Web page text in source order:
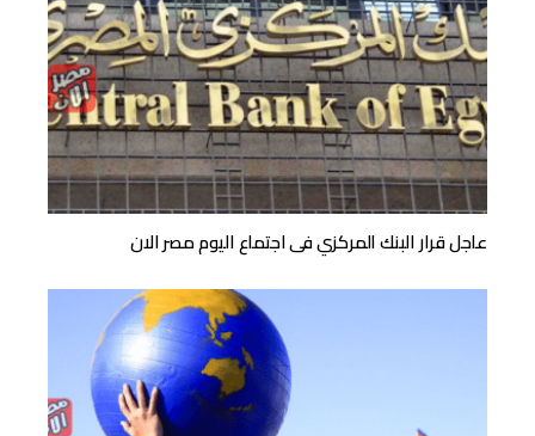
عاجل قرار البنك المركزي فى اجتماع اليوم مصر الان